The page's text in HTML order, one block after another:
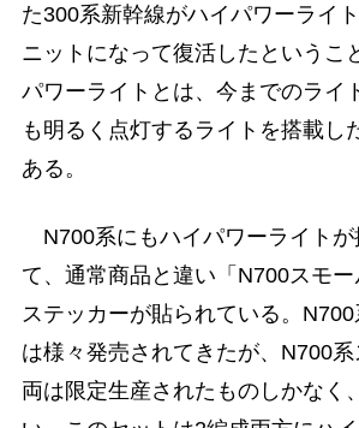
た300系新幹線がハイパワーライ
ニットになって復活したというこ
パワーライトとは、今までのライ
も明るく点灯するライトを搭載し
ある。
N700系にもハイパワーライトが
て、通常商品と違い「N700スモ
ステッカーが貼られている。
は様々発売されてきたが、N700
両は限定生産されたものしかなく